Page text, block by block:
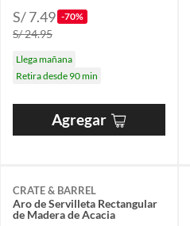
S/ 7.49 -70%
S/ 24.95
Llega mañana
Retira desde 90 min
Agregar
CRATE & BARREL
Aro de Servilleta Rectangular
de Madera de Acacia